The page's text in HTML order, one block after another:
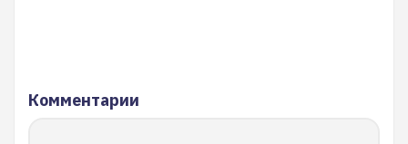
Комментарии